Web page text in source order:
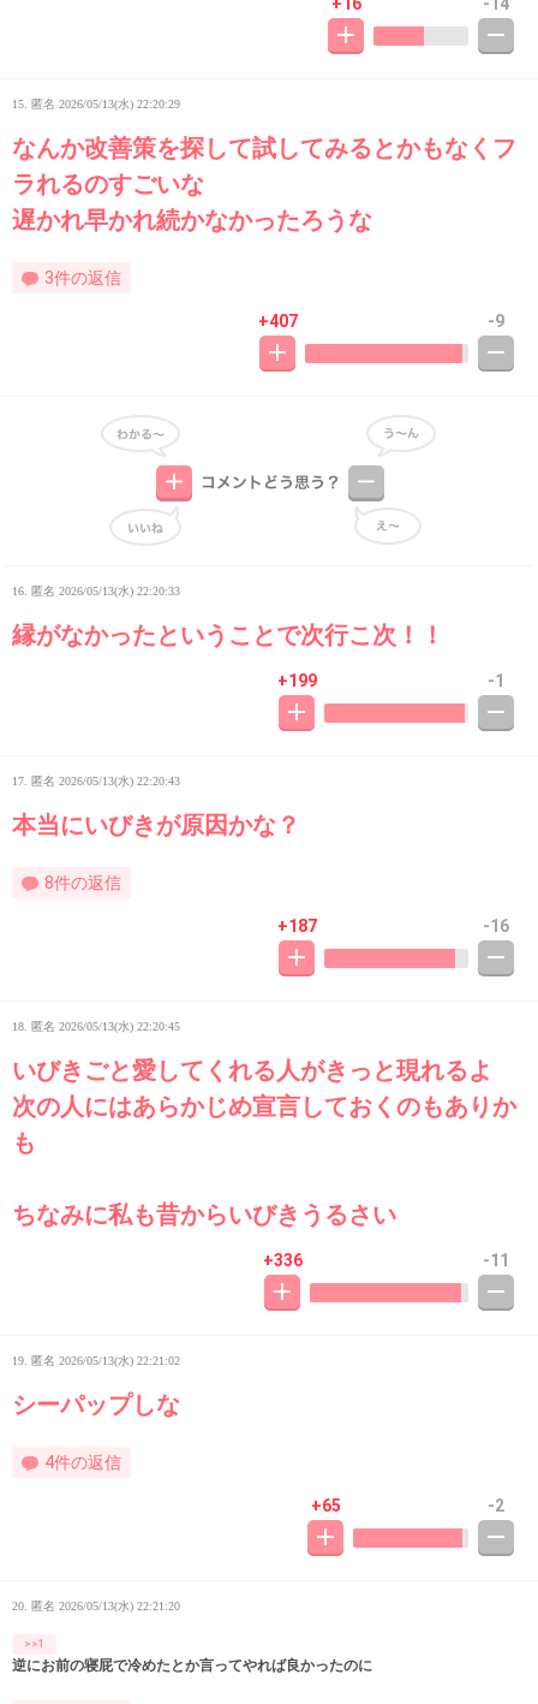
+16 -14
15. 匿名 2026/05/13(水) 22:20:29
なんか改善策を探して試してみるとかもなくフ
ラれるのすごいな
遅かれ早かれ続かなかったろうな
3件の返信
+407 -9
16. 匿名 2026/05/13(水) 22:20:33
縁がなかったということで次行こ次！！
+199 -1
17. 匿名 2026/05/13(水) 22:20:43
本当にいびきが原因かな？
8件の返信
+187 -16
18. 匿名 2026/05/13(水) 22:20:45
いびきごと愛してくれる人がきっと現れるよ
次の人にはあらかじめ宣言しておくのもありか
も
ちなみに私も昔からいびきうるさい
+336 -11
19. 匿名 2026/05/13(水) 22:21:02
シーパップしな
4件の返信
+65 -2
20. 匿名 2026/05/13(水) 22:21:20
>>1
逆にお前の寝屁で冷めたとか言ってやれば良かったのに